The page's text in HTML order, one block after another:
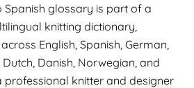
Spanish glossary is part of a
knitting dictionary,
English, Spanish, German,
Danish, Norwegian, and
professional knitter and designer